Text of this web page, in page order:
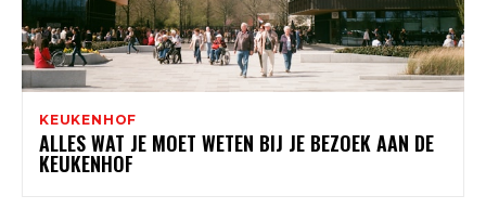
KEUKENHOF
ALLES WAT JE MOET WETEN BIJ JE BEZOEK AAN DE
KEUKENHOF